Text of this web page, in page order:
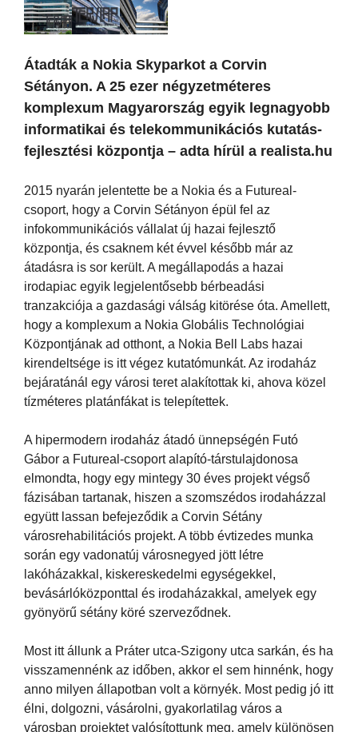
Átadták a Nokia Skyparkot a Corvin
Sétányon. A 25 ezer négyzetméteres
komplexum Magyarország egyik legnagyobb
informatikai és telekommunikációs kutatás-
fejlesztési központja – adta hírül a realista.hu
2015 nyarán jelentette be a Nokia és a Futureal-
csoport, hogy a Corvin Sétányon épül fel az
infokommunikációs vállalat új hazai fejlesztő
központja, és csaknem két évvel később már az
átadásra is sor került. A megállapodás a hazai
irodapiac egyik legjelentősebb bérbeadási
tranzakciója a gazdasági válság kitörése óta. Amellett,
hogy a komplexum a Nokia Globális Technológiai
Központjának ad otthont, a Nokia Bell Labs hazai
kirendeltsége is itt végez kutatómunkát. Az irodaház
bejáratánál egy városi teret alakítottak ki, ahova közel
tízméteres platánfákat is telepítettek.
A hipermodern irodaház átadó ünnepségén Futó
Gábor a Futureal-csoport alapító-társtulajdonosa
elmondta, hogy egy mintegy 30 éves projekt végső
fázisában tartanak, hiszen a szomszédos irodaházzal
együtt lassan befejeződik a Corvin Sétány
városrehabilitációs projekt. A több évtizedes munka
során egy vadonatúj városnegyed jött létre
lakóházakkal, kiskereskedelmi egységekkel,
bevásárlóközponttal és irodaházakkal, amelyek egy
gyönyörű sétány köré szerveződnek.
Most itt állunk a Práter utca-Szigony utca sarkán, és ha
visszamennénk az időben, akkor el sem hinnénk, hogy
anno milyen állapotban volt a környék. Most pedig jó itt
élni, dolgozni, vásárolni, gyakorlatilag város a
városban projektet valósítottunk meg, amely különösen